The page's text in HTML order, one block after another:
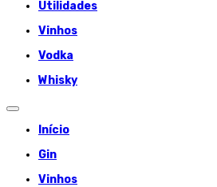
Utilidades
Vinhos
Vodka
Whisky
Início
Gin
Vinhos